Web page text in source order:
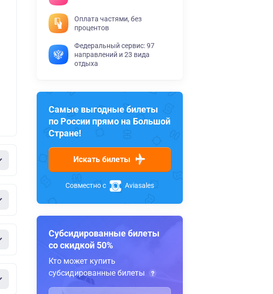
Оплата частями, без
процентов
Федеральный сервис: 97
направлений и 23 вида
отдыха
Самые выгодные билеты
по России прямо на Большой
Стране!
Искать билеты
Совместно с Aviasales
Субсидированные билеты
со скидкой 50%
Кто может купить
субсидированные билеты